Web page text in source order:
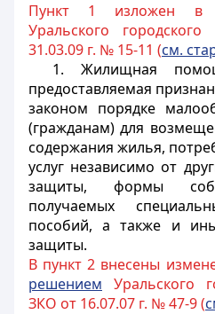
Пункт 1 изложен в
Уральского
31.03.09 г. № 15-11 (см.
1. Жилищная
предоставляемая
законом порядке
(гражданам) для
содержания жилья,
услуг независимо от
защиты, формы
получаемых
пособий, а также и
защиты.
В пункт 2 внесены
решением Уральского
ЗКО от 16.07.07 г. № 47-9 (